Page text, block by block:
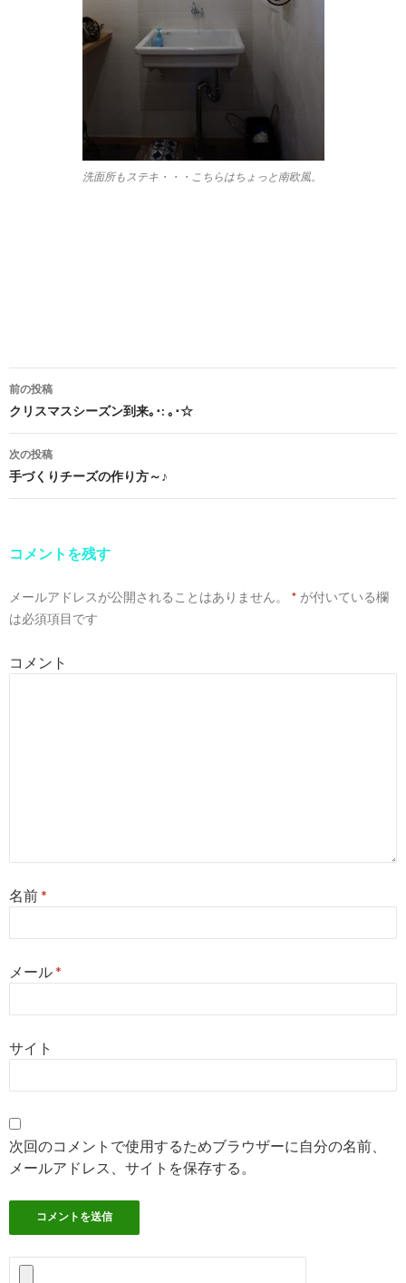
洗面所もステキ・・・こちらはちょっと南欧風。
投
稿
ナ
ゲ
シ
ン
前の投稿
クリスマスシーズン到来｡･: ｡･☆
次の投稿
手づくりチーズの作り方～♪
コメントを残す
メールアドレスが公開されることはありません。 * が付いている欄
は必須項目です
コメント
名前*
メール*
サイト
次回のコメントで使用するためブラウザーに自分の名前、
メールアドレス、サイトを保存する。